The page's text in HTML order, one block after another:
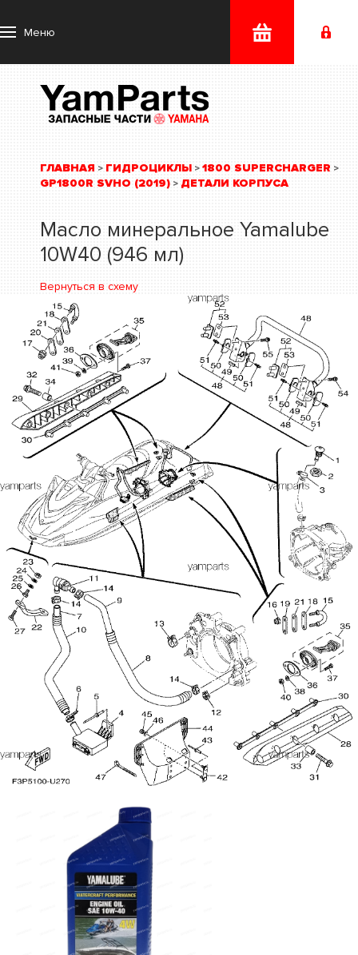
Меню
ГЛАВНАЯ > ГИДРОЦИКЛЫ > 1800 SUPERCHARGER >
GP1800R SVHO (2019) > ДЕТАЛИ КОРПУСА
Масло минеральное Yamalube
10W40 (946 мл)
Вернуться в схему